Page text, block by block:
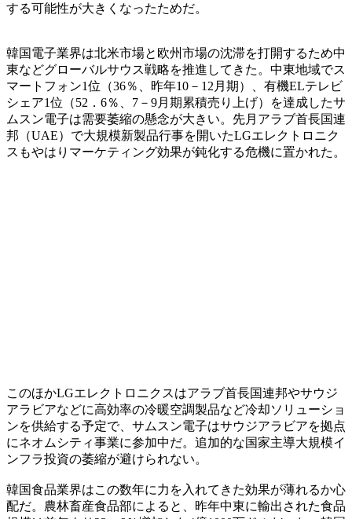
する可能性が大きくなったためだ。
韓国電子業界は北米市場と欧州市場の沈滞を打開するため中
東などグローバルサウス戦略を推進してきた。中東地域でス
マートフォン1位（36％、昨年10－12月期）、有機ELテレビ
シェア1位（52．6％、7－9月期累積売り上げ）を達成したサ
ムスン電子は需要萎縮の懸念が大きい。先月アラブ首長国連
邦（UAE）で大規模新製品行事を開いたLGエレクトロニク
スもやはりマーケティング効果が鈍化する危機に置かれた。
このほかLGエレクトロニクスはアラブ首長国連邦やサウジ
アラビアなどに高効率の冷暖空調製品など冷却ソリューショ
ンを供給する予定で、サムスン電子はサウジアラビアを拠点
にネオムシティ事業に参加中だ。追加的な国家主導大規模イ
ンフラ投資の萎縮が避けられない。
韓国食品業界はこの数年に力を入れてきた効果が薄れるか心
配だ。農林畜産食品部によると、昨年中東に輸出された食品